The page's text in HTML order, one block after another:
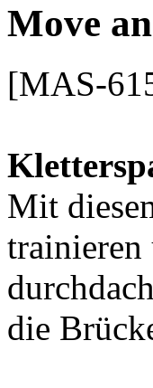
Move
[MAS-
Mit
trainieren
die